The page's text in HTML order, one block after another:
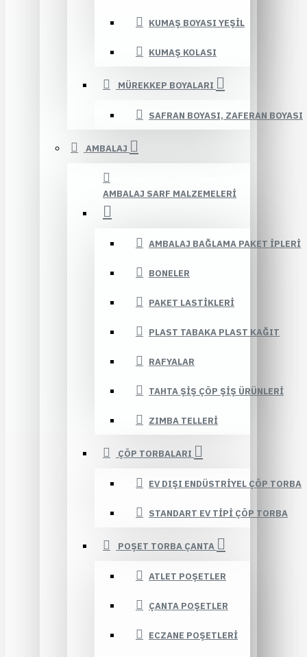
KUMAŞ BOYASI YEŞIL
KUMAŞ KOLASI
MÜREKKEP BOYALARI
SAFRAN BOYASI, ZAFERAN BOYASI
AMBALAJ
AMBALAJ SARF MALZEMELERI
AMBALAJ BAĞLAMA PAKET İPLERI
BONELER
PAKET LASTIKLERI
PLAST TABAKA PLAST KAĞIT
RAFYALAR
TAHTA ŞIŞ ÇÖP ŞIŞ ÜRÜNLERI
ZIMBA TELLERI
ÇÖP TORBALARI
EV DIŞI ENDÜSTRIYEL ÇÖP TORBA
STANDART EV TIPI ÇÖP TORBA
POŞET TORBA ÇANTA
ATLET POŞETLER
ÇANTA POŞETLER
ECZANE POŞETLERI